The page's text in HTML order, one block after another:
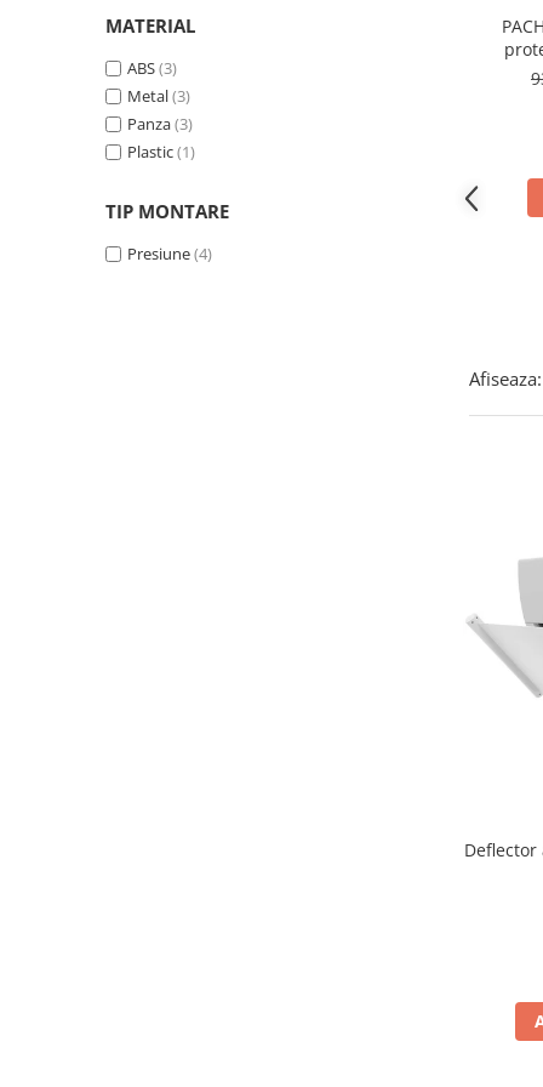
Covorase ortopedice senzoriale
Cuburi magnetice JollyHeap®
Rechizite scolare
Stikere decorative si covoare
Stickere decorative
MATERIAL
ABS(3)
Metal(3)
Panza(3)
Plastic(1)
TIP MONTARE
Presiune(4)
Afiseaza: